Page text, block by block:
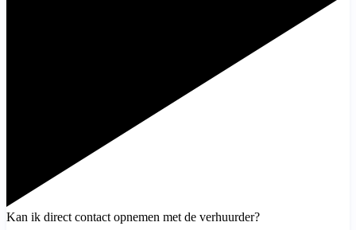
Kan ik direct contact opnemen met de verhuurder?